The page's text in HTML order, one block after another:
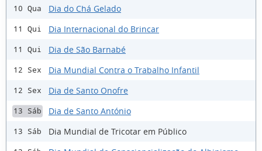
10 Qua Dia do Chá Gelado
11 Qui Dia Internacional do Brincar
11 Qui Dia de São Barnabé
12 Sex Dia Mundial Contra o Trabalho Infantil
12 Sex Dia de Santo Onofre
13 Sáb Dia de Santo António
13 Sáb Dia Mundial de Tricotar em Público